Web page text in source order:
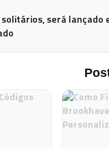
será lançado